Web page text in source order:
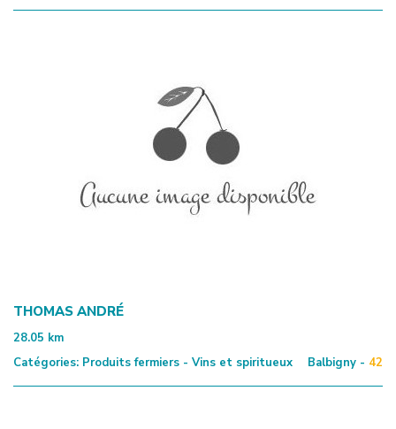
THOMAS ANDRÉ
28.05 km
Catégories: Produits fermiers - Vins et spiritueux Balbigny - 42